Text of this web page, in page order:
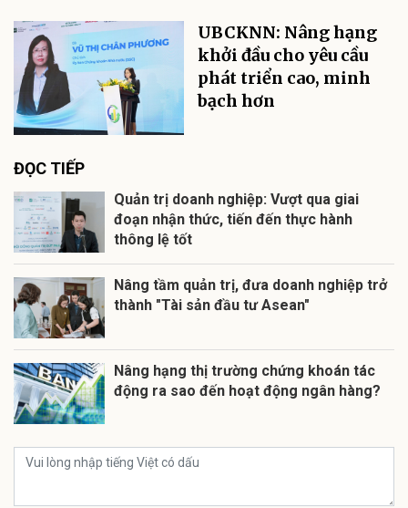
UBCKNN: Nâng hạng
khởi đầu cho yêu cầu
phát triển cao, minh
bạch hơn
ĐỌC TIẾP
Quản trị doanh nghiệp: Vượt qua giai
đoạn nhận thức, tiến đến thực hành
thông lệ tốt
Nâng tầm quản trị, đưa doanh nghiệp trở
thành "Tài sản đầu tư Asean"
Nâng hạng thị trường chứng khoán tác
động ra sao đến hoạt động ngân hàng?